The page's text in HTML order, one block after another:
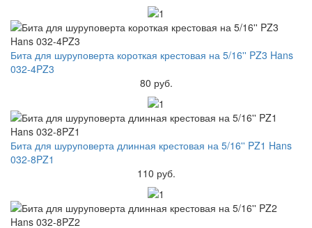
Бита для шуруповерта короткая крестовая на 5/16'' PZ3 Hans
032-4PZ3
80 руб.
Бита для шуруповерта длинная крестовая на 5/16'' PZ1 Hans
032-8PZ1
110 руб.